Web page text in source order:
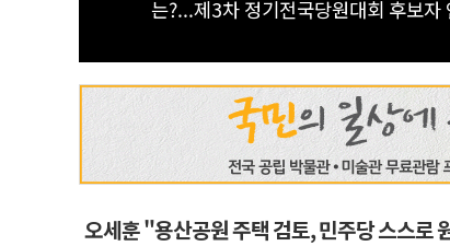
를 위해"...김원이가 산자위에 남기로
오세훈 "용산공원 주택 검토, 민주당 스스로